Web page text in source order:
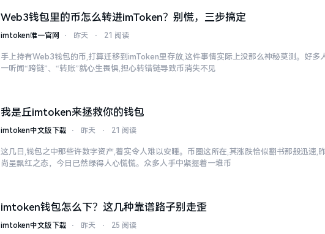
Web3钱包里的币怎么转进imToken？别慌，三步搞定
imtoken唯一官网 ⋅ 昨天 ⋅ 21 阅读
手上持有Web3钱包的币,打算迁移到imToken里存放,这件事情实际上没那么神秘莫测。好多
一听闻“跨链”、“转账”就心生畏惧,担心转错链导致币消失不见
我是丘imtoken来拯救你的钱包
imtoken中文版下载 ⋅ 昨天 ⋅ 21 阅读
这几日,钱包之中那些许数字资产,着实令人难以安睡。币圈这所在,其涨跌恰似翻书那般迅速,
尚呈飘红之态，今日已然绿得人心慌慌。众多人手中紧握着一堆币
imtoken钱包怎么下？这几种靠谱路子别走歪
imtoken中文版下载 ⋅ 昨天 ⋅ 25 阅读